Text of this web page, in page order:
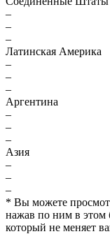
–
–
–
Латинская Америка
–
–
–
Аргентина
–
–
–
Азия
–
–
–
* Вы можете
нажав по ним в этом
который не меняет